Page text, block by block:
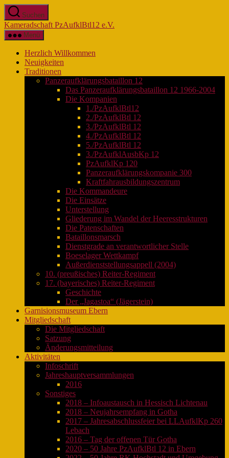
Zum
Inhalt
springen
Suchen
Kameradschaft PzAufklBtl12 e.V.
Menü
Herzlich Willkommen
Neuigkeiten
Traditionen
Panzeraufklärungsbataillon 12
Das Panzeraufklärungsbataillon 12 1966-2004
Die Kompanien
1./PzAufklBtl12
2./PzAufklBtl 12
3./PzAufklBtl 12
4./PzAufklBtl 12
5./PzAufklBtl 12
3./PzAufklAusbKp 12
PzAufklKp 120
Panzeraufklärungskompanie 300
Kraftfahrausbildungszentrum
Die Kommandeure
Die Einsätze
Unterstellung
Gliederung im Wandel der Heeresstrukturen
Die Patenschaften
Bataillonsmarsch
Dienstgrade an verantwortlicher Stelle
Boeselager Wettkampf
Außerdienststellungsappell (2004)
10. (preußisches) Reiter-Regiment
17. (bayerisches) Reiter-Regiment
Geschichte
Der „Jagastoa“ (Jägerstein)
Garnisionsmuseum Ebern
Mitgliedschaft
Die Mitgliedschaft
Satzung
Änderungsmitteilung
Aktivitäten
Infoschrift
Jahreshauptversammlungen
2016
Sonstiges
2018 – Infoaustausch in Hessisch Lichtenau
2018 – Neujahrsempfang in Gotha
2017 – Jahresabschlussfeier bei LLAufklKp 260
Lebach
2016 – Tag der offenen Tür Gotha
2020 – 50 Jahre PzAufklBtl 12 in Ebern